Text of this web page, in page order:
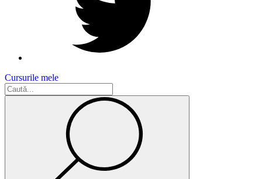
Cursurile mele